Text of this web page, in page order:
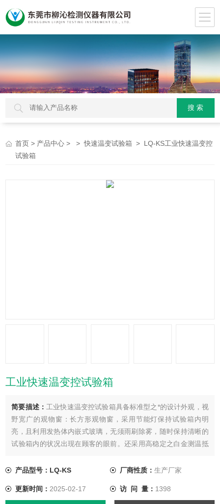
首页 > 产品中心 > >快速温变试验箱 > LQ-KS工业快速温变控
试验箱
工业快速温变控试验箱
简要描述： 工业快速温变控试验箱具备标准型之*的设计外观，视
野宽广的观物窗：长方形观物窗，采用节能灯保持试验箱内明
亮，且利用发热体内嵌式玻璃，​无须雨刷除雾，随时保持清晰的
试验箱内的状况出现在顾客的眼前。还采用高稳定之白金测温抵
湿、低湿、低温、恒温低湿等不同环境的测试条件，搭配容易折
产品型号：LQ-KS 厂商性质： 生产厂家
更新时间： 2025-02-17 访 问 量： 1398